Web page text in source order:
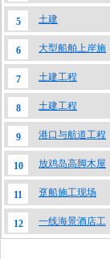
5 土建
6 大型船舶上岸施
7 土建工程
8 土建工程
9 港口与航道工程
10 放鸡岛高脚木屋
11 趸船施工现场
12 一线海景酒店工